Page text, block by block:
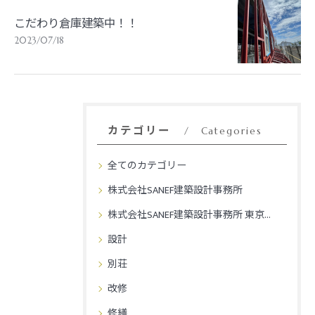
こだわり倉庫建築中！！
2023/07/18
カテゴリー Categories
全てのカテゴリー
株式会社SANEF建築設計事務所
株式会社SANEF建築設計事務所 東京事務所
設計
別荘
改修